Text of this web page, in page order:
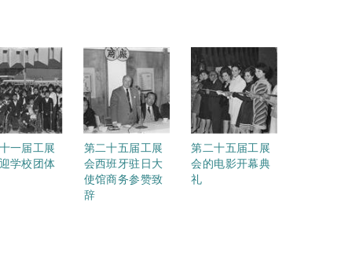
一届工展
学校团体
第二十五届工展
会西班牙驻日大
使馆商务参赞致
辞
第二十五届工展
会的电影开幕典
礼